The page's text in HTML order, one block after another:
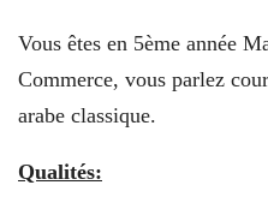
Vous êtes en 5ème année
Commerce, vous parlez
arabe classique.
Qualités: